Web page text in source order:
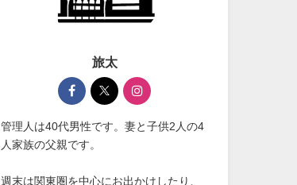
旅太
管理人は40代男性です。妻と子供2人の4
人家族の父親です。
週末は関東圏を中心にお出かけしたり、